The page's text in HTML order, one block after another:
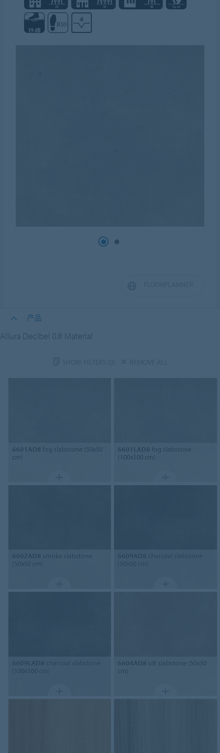
产品
Allura Decibel 0.8 Material
6601AD8 fog slabstone (50x50
cm)
6601LAD8 fog slabstone
(100x100 cm)
6602AD8 smoke slabstone
(50x50 cm)
6609AD8 charcoal slabstone
(50x50 cm)
6609LAD8 charcoal slabstone
(100x100 cm)
6604AD8 silt slabstone (50x50
cm)